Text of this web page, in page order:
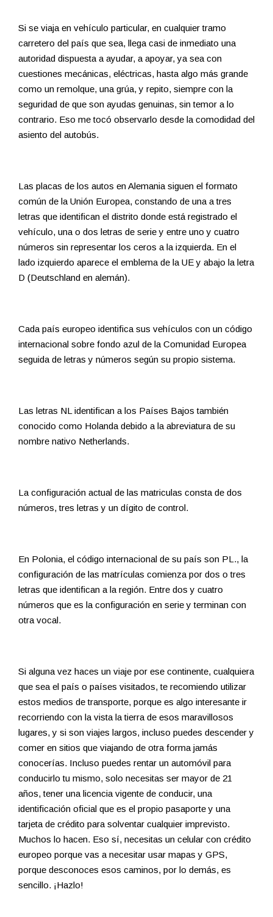
Si se viaja en vehículo particular, en cualquier tramo
carretero del país que sea, llega casi de inmediato una
autoridad dispuesta a ayudar, a apoyar, ya sea con
cuestiones mecánicas, eléctricas, hasta algo más grande
como un remolque, una grúa, y repito, siempre con la
seguridad de que son ayudas genuinas, sin temor a lo
contrario. Eso me tocó observarlo desde la comodidad del
asiento del autobús.
Las placas de los autos en Alemania siguen el formato
común de la Unión Europea, constando de una a tres
letras que identifican el distrito donde está registrado el
vehículo, una o dos letras de serie y entre uno y cuatro
números sin representar los ceros a la izquierda. En el
lado izquierdo aparece el emblema de la UE y abajo la letra
D (Deutschland en alemán).
Cada país europeo identifica sus vehículos con un código
internacional sobre fondo azul de la Comunidad Europea
seguida de letras y números según su propio sistema.
Las letras NL identifican a los Países Bajos también
conocido como Holanda debido a la abreviatura de su
nombre nativo Netherlands.
La configuración actual de las matriculas consta de dos
números, tres letras y un dígito de control.
En Polonia, el código internacional de su país son PL., la
configuración de las matrículas comienza por dos o tres
letras que identifican a la región. Entre dos y cuatro
números que es la configuración en serie y terminan con
otra vocal.
Si alguna vez haces un viaje por ese continente, cualquiera
que sea el país o países visitados, te recomiendo utilizar
estos medios de transporte, porque es algo interesante ir
recorriendo con la vista la tierra de esos maravillosos
lugares, y si son viajes largos, incluso puedes descender y
comer en sitios que viajando de otra forma jamás
conocerías. Incluso puedes rentar un automóvil para
conducirlo tu mismo, solo necesitas ser mayor de 21
años, tener una licencia vigente de conducir, una
identificación oficial que es el propio pasaporte y una
tarjeta de crédito para solventar cualquier imprevisto.
Muchos lo hacen. Eso sí, necesitas un celular con crédito
europeo porque vas a necesitar usar mapas y GPS,
porque desconoces esos caminos, por lo demás, es
sencillo. ¡Hazlo!